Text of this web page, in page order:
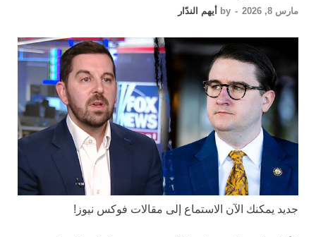
مارس 8, 2026 -
by أيهم الندّار
جديد يمكنك الآن الاستماع إلى مقالات فوكس نيوز!